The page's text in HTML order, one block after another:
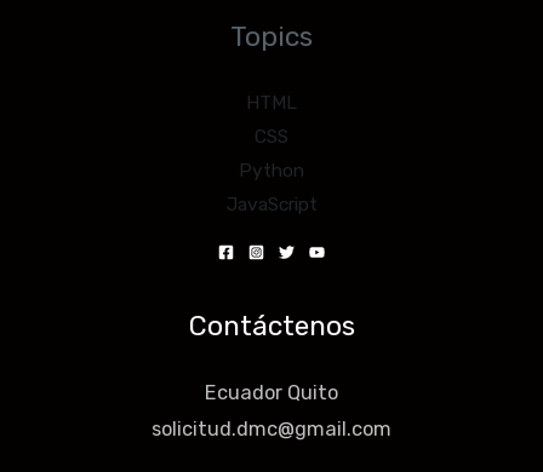
Topics
HTML
CSS
Python
JavaScript
Contáctenos
Ecuador Quito
solicitud.dmc@gmail.com